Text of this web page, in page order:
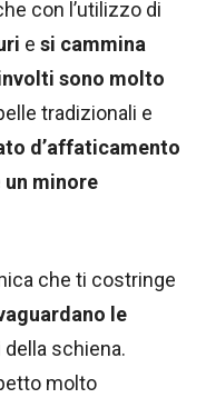
con l’utilizzo di
e si cammina
sono molto
tradizionali e
d’affaticamento
un minore
che ti costringe
le
schiena.
molto